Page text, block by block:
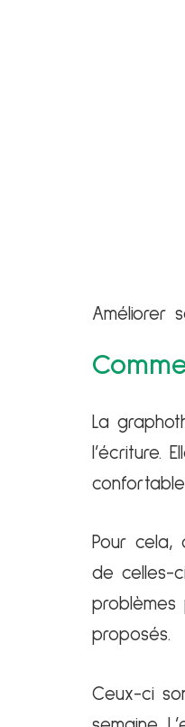
Améliorer
La
l’écriture.
Pour cela,
de celles-
problèmes
proposés.
Ceux-ci